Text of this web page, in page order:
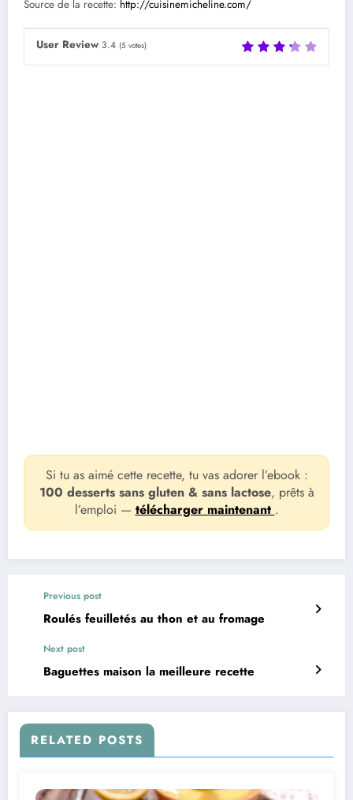
Source de la recette: http://cuisinemicheline.com/
User Review 3.4 (5 votes)
Si tu as aimé cette recette, tu vas adorer l’ebook :
100 desserts sans gluten & sans lactose, prêts à
l’emploi — télécharger maintenant .
Previous post
Roulés feuilletés au thon et au fromage
Next post
Baguettes maison la meilleure recette
RELATED POSTS